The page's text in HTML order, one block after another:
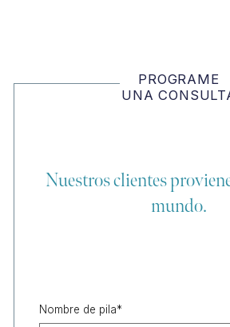
PROGRAME
UNA
Nuestros clientes
mundo.
Nombre de pila*